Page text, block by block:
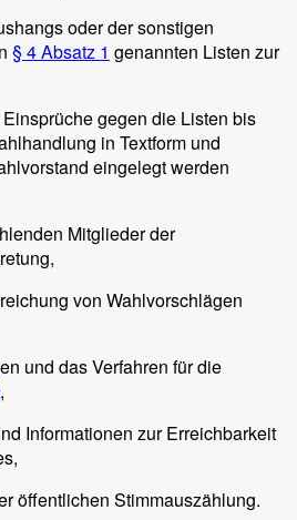
oder der sonstigen
§ 4 Absatz 1 genannten Listen zur
gegen die Listen bis
in Textform und
eingelegt werden
Mitglieder der
von Wahlvorschlägen
und das Verfahren für die
,
Informationen zur Erreichbarkeit
öffentlichen Stimmauszählung.